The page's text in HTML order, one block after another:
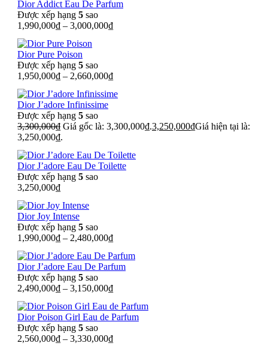
Dior Addict Eau De Parfum
Được xếp hạng 5 sao
1,990,000₫ – 3,000,000₫
Dior Pure Poison
Được xếp hạng 5 sao
1,950,000₫ – 2,660,000₫
Dior J’adore Infinissime
Được xếp hạng 5 sao
3,300,000₫ Giá gốc là: 3,300,000₫.3,250,000₫Giá hiện tại là:
3,250,000₫.
Dior J’adore Eau De Toilette
Được xếp hạng 5 sao
3,250,000₫
Dior Joy Intense
Được xếp hạng 5 sao
1,990,000₫ – 2,480,000₫
Dior J’adore Eau De Parfum
Được xếp hạng 5 sao
2,490,000₫ – 3,150,000₫
Dior Poison Girl Eau de Parfum
Được xếp hạng 5 sao
2,560,000₫ – 3,330,000₫